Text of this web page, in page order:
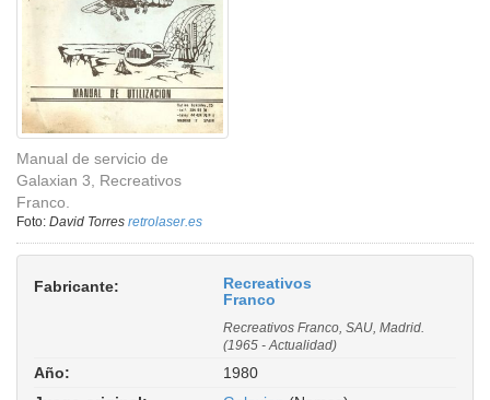
Manual de servicio de
Galaxian 3, Recreativos
Franco.
Foto: David Torres retrolaser.es
Fabricante:
Recreativos
Franco
Recreativos Franco, SAU, Madrid.
(1965 - Actualidad)
Año:
1980